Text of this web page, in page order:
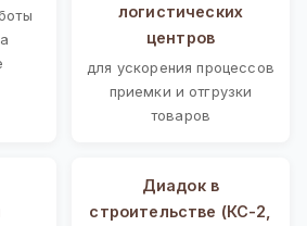
логистических
центров
для ускорения процессов
приемки и отгрузки
товаров
Диадок в
строительстве (КС-2,